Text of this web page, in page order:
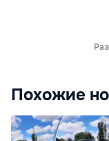
Похожие